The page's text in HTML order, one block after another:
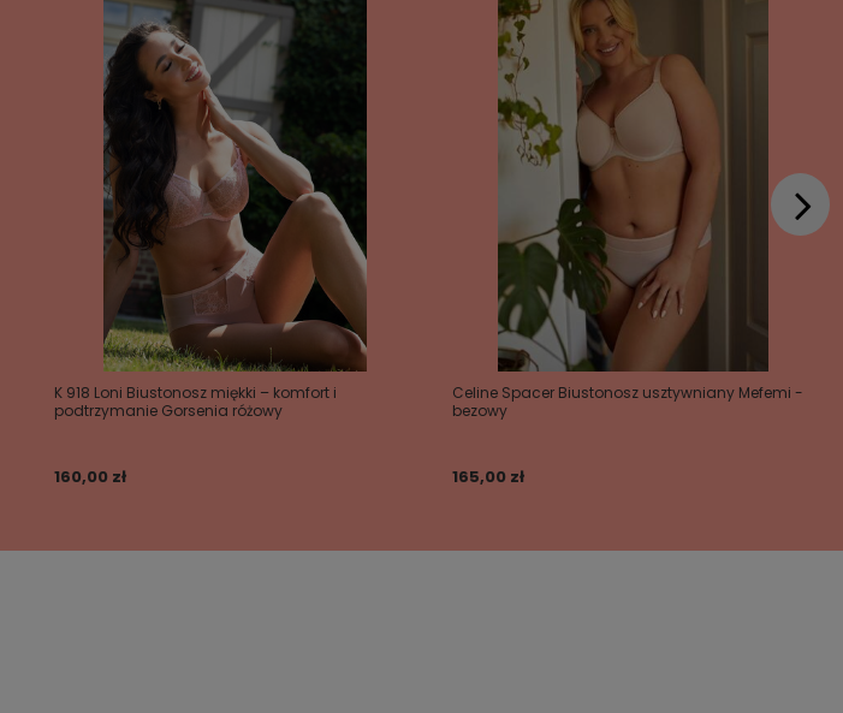
K 918 Loni Biustonosz miękki – komfort i
podtrzymanie Gorsenia różowy
160,00 zł
Celine Spacer Biustonosz usztywniany Mefemi -
bezowy
165,00 zł